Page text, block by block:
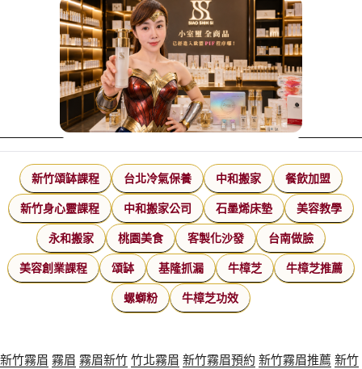
新竹頌缽課程 台北冷氣保養 中和搬家 餐飲加盟
新竹身心靈課程 中和搬家公司 石墨烯床墊 美容教學
永和搬家 桃園美食 客製化沙發 台南做臉
美容創業課程 頌缽 基隆抓漏 牛樟芝 牛樟芝推薦
螺螄粉 牛樟芝功效
新竹霧眉 霧眉 霧眉新竹竹北霧眉 新竹霧眉預約 新竹霧眉推薦 新竹